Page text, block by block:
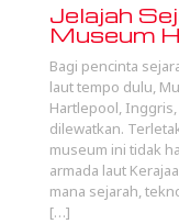
Jelajah
Museum
Bagi pencinta
laut tempo dulu,
Hartlepool,
dilewatkan.
museum ini tidak
armada laut
mana sejarah,
[…]